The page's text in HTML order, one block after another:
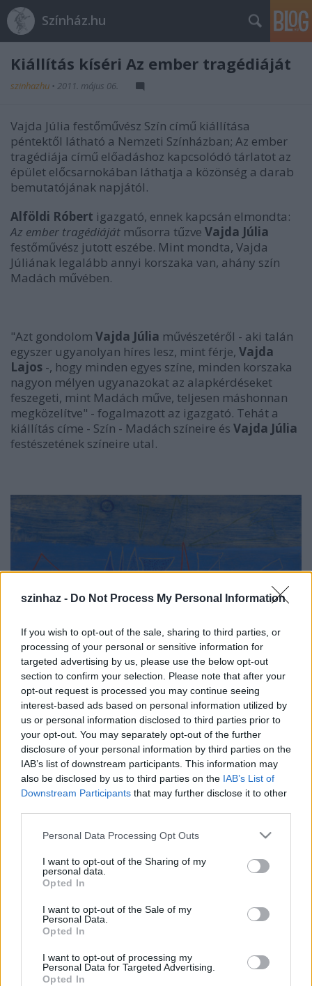
szinhaz - Do Not Process My Personal Information
If you wish to opt-out of the sale, sharing to third parties, or
processing of your personal or sensitive information for
targeted advertising by us, please use the below opt-out
section to confirm your selection. Please note that after your
opt-out request is processed you may continue seeing
interest-based ads based on personal information utilized by
us or personal information disclosed to third parties prior to
your opt-out. You may separately opt-out of the further
disclosure of your personal information by third parties on the
IAB’s list of downstream participants. This information may
also be disclosed by us to third parties on the IAB’s List of
Downstream Participants that may further disclose it to other
Please note that this website/app uses one or more Google
not limited to your visit or usage behaviour. You may click to
grant or deny consent to Google and its third-party tags to
use your data for below specified purposes in below Google
consent section.
Personal Data Processing Opt Outs
I want to opt-out of the Sharing of my
personal data.
Opted In
I want to opt-out of the Sale of my
Personal Data.
Opted In
I want to opt-out of processing my
Personal Data for Targeted Advertising.
Opted In
Színház.hu
Kiállítás kíséri Az ember tragédiáját
szinhazhu • 2011. május 06.
Vajda Júlia festőművész Szín című kiállítása
péntektől látható a Nemzeti Színházban; Az ember
tragédiája című előadáshoz kapcsolódó tárlatot az
épület előcsarnokában láthatja a közönség a darab
bemutatójának napjától.
Alföldi Róbert igazgató, ennek kapcsán elmondta:
Az ember tragédiáját műsorra tűzve Vajda Júlia
festőművész jutott eszébe. Mint mondta, Vajda
Júliának legalább annyi korszaka van, ahány szín
Madách művében.
"Azt gondolom Vajda Júlia művészetéről - aki talán
egyszer ugyanolyan híres lesz, mint férje, Vajda
Lajos -, hogy minden egyes színe, minden korszaka
nagyon mélyen ugyanazokat az alapkérdéseket
feszegeti, mint Madách műve, teljesen máshonnan
megközelítve" - fogalmazott az igazgató. Tehát a
kiállítás címe - Szín - Madách színeire és Vajda Júlia
festészetének színeire utal.
Vajda Júlia: Absztrakt táj
Alföldi Róbert szerintVajda Júlia- ahogy egész
életében, halála pillanatáig keresi a válaszokat,
keresi a helyes utat, és nem fél bármerre elindulni,
hogy megtalálja - szellemi rokonságot mutat
Madách Imre hőseivel. "Talán annyi csak a
különbség, hogy Ádám, Éva és Lucifer ugyanazon
személyben, Vajda Júliában létezik, aki így
önmagával és önmagában járja be a madáchi utat" -
mutatott rá a kiállításról szóló ismertetőben.
Vajda Júlia(1913-1982) festőművész Pozsonyból
áttelepülve 1935-ben ismerkedett meg későbbi
férjével,Vajda Lajossal
Iparművészeti Iskola Aba Novák Vilmos
szabadiskolájában tanult.